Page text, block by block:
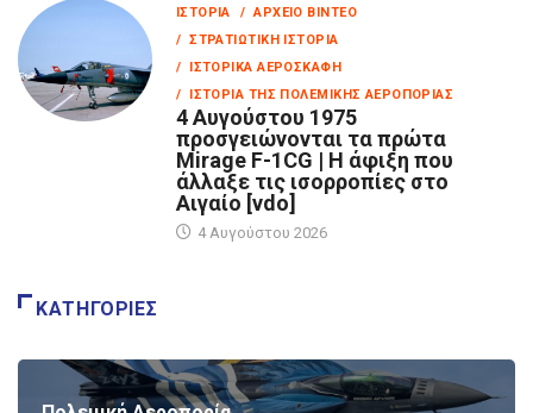
ΙΣΤΟΡΊΑ
/ ΑΡΧΕΊΟ ΒΊΝΤΕΟ
/ ΣΤΡΑΤΙΩΤΙΚΉ ΙΣΤΟΡΊΑ
/ ΙΣΤΟΡΙΚΆ ΑΕΡΟΣΚΆΦΗ
/ ΙΣΤΟΡΊΑ ΤΗΣ ΠΟΛΕΜΙΚΉΣ ΑΕΡΟΠΟΡΊΑΣ
4 Αυγούστου 1975
προσγειώνονται τα πρώτα
Mirage F-1CG | Η άφιξη που
άλλαξε τις ισορροπίες στο
Αιγαίο [vdo]
4 Αυγούστου 2026
ΚΑΤΗΓΟΡΊΕΣ